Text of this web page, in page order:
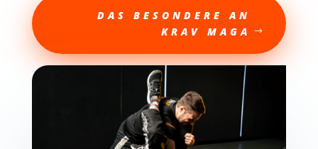
DAS BESONDERE AN
KRAV MAGA